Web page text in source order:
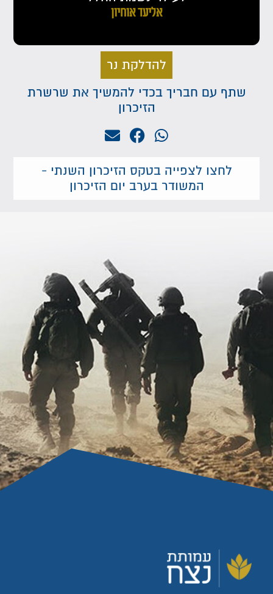
אליעד אוחיון
להדלקת נר
שתף עם חבריך בכדי להמשיך את שרשרת
הזיכרון
לחצו לצפייה בטקס הזיכרון השנתי -
המשודר בערב יום הזיכרון